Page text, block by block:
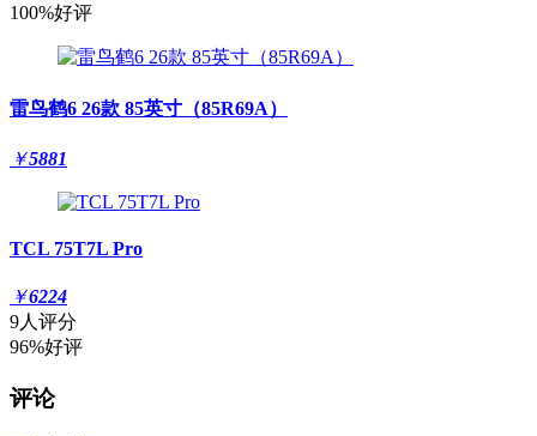
100%好评
雷鸟鹤6 26款 85英寸（85R69A）
￥5881
TCL 75T7L Pro
￥6224
9人评分
96%好评
评论